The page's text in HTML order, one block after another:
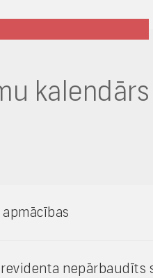
kalendārs
nepārbaudīts